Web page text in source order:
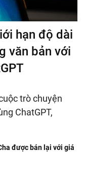
hạn độ dài
văn bản với
trò chuyện
ChatGPT,
được bán lại với giá